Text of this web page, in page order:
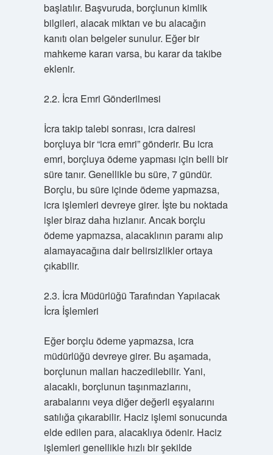
başlatılır. Başvuruda, borçlunun kimlik
bilgileri, alacak miktarı ve bu alacağın
kanıtı olan belgeler sunulur. Eğer bir
mahkeme kararı varsa, bu karar da takibe
eklenir.
2.2. İcra Emri Gönderilmesi
İcra takip talebi sonrası, icra dairesi
borçluya bir “icra emri” gönderir. Bu icra
emri, borçluya ödeme yapması için belli bir
süre tanır. Genellikle bu süre, 7 gündür.
Borçlu, bu süre içinde ödeme yapmazsa,
icra işlemleri devreye girer. İşte bu noktada
işler biraz daha hızlanır. Ancak borçlu
ödeme yapmazsa, alacaklının paramı alıp
alamayacağına dair belirsizlikler ortaya
çıkabilir.
2.3. İcra Müdürlüğü Tarafından Yapılacak
İcra İşlemleri
Eğer borçlu ödeme yapmazsa, icra
müdürlüğü devreye girer. Bu aşamada,
borçlunun malları haczedilebilir. Yani,
alacaklı, borçlunun taşınmazlarını,
arabalarını veya diğer değerli eşyalarını
satılığa çıkarabilir. Haciz işlemi sonucunda
elde edilen para, alacaklıya ödenir. Haciz
işlemleri genellikle hızlı bir şekilde